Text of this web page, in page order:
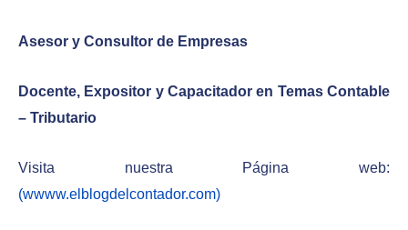
Asesor y Consultor de Empresas
Docente, Expositor y Capacitador en Temas Contable
– Tributario
Visita nuestra Página web:
(wwww.elblogdelcontador.com)